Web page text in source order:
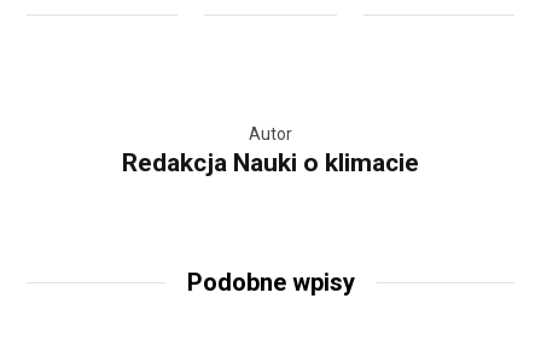
Autor
Redakcja Nauki o klimacie
Podobne wpisy